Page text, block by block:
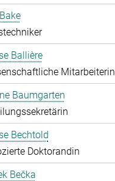
Ballière
Mitarbeiterin
Baumgarten
Bechtold
Doktorandin
Bečka